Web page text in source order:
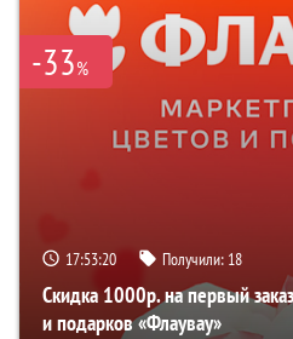
-33%
17:53:20 Получили: 18
Скидка 1000р. на первый
и подарков «Флаувау»